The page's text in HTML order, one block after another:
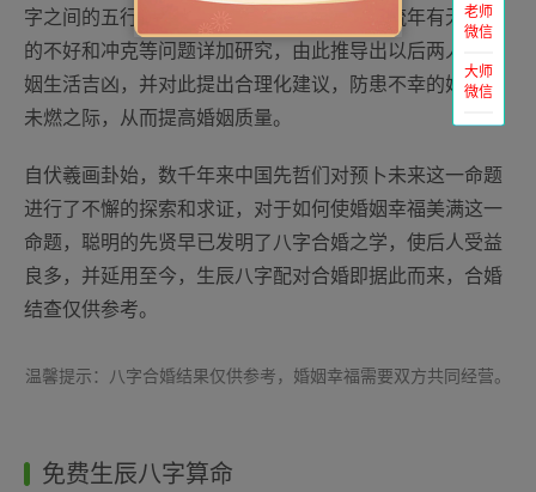
字之间的五行是否和谐，双方所行的大运、流年有无严重
的不好和冲克等问题详加研究，由此推导出以后两人的婚
姻生活吉凶，并对此提出合理化建议，防患不幸的婚姻于
未燃之际，从而提高婚姻质量。
自伏羲画卦始，数千年来中国先哲们对预卜未来这一命题
进行了不懈的探索和求证，对于如何使婚姻幸福美满这一
命题，聪明的先贤早已发明了八字合婚之学，使后人受益
良多，并延用至今，生辰八字配对合婚即据此而来，合婚
结查仅供参考。
温馨提示：八字合婚结果仅供参考，婚姻幸福需要双方共同经营。
免费生辰八字算命
老师
微信
大师
微信